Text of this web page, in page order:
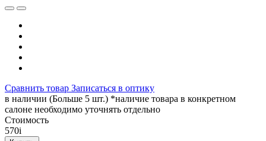
Сравнить товар Записаться в оптику
в наличии (Больше 5 шт.) *наличие товара в конкретном
салоне необходимо уточнять отдельно
Стоимость
570i